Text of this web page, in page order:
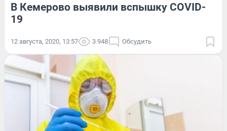
В Кемерово выявили вспышку COVID-
19
12 августа, 2020, 13:57 3 948 Обсудить